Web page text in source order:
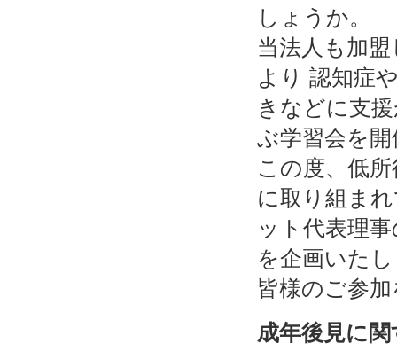
しょうか。
当法人も加
より 認知症
きなどに支
ぶ学習会を
この度、低
に取り組ま
ット代表理
を企画いた
皆様のご参
成年後見に